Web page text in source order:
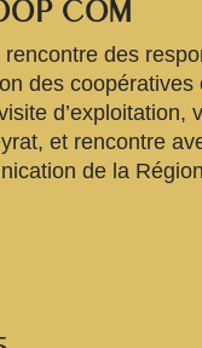
COM
des
des coopératives
d’exploitation,
et rencontre
de la